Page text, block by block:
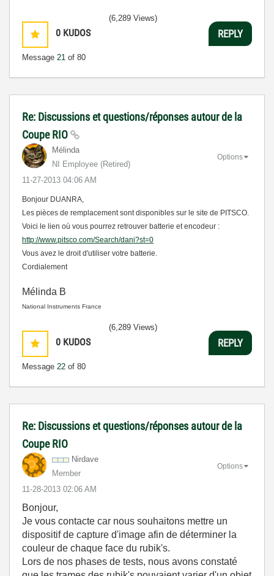
0 KUDOS
Message 21 of 80
(6,289 Views)
REPLY
Re: Discussions et questions/réponses autour de la
Coupe RIO
Mélinda
NI Employee (retired)
‎11-27-2013 04:06 AM
Options
Bonjour DUANRA,
Les pièces de remplacement sont disponibles sur le site de PITSCO.
Voici le lien où vous pourrez retrouver batterie et encodeur :
http://www.pitsco.com/Search/dani?st=0
Vous avez le droit d'utiliser votre batterie.
Cordialement
Mélinda B
National Instruments France
0 KUDOS
Message 22 of 80
(6,289 Views)
REPLY
Re: Discussions et questions/réponses autour de la
Coupe RIO
Nirdave
Member
‎11-28-2013 02:06 AM
Options
Bonjour,
Je vous contacte car nous souhaitons mettre un
dispositif de capture d'image afin de déterminer la
couleur de chaque face du rubik's.
Lors de nos phases de tests, nous avons constaté